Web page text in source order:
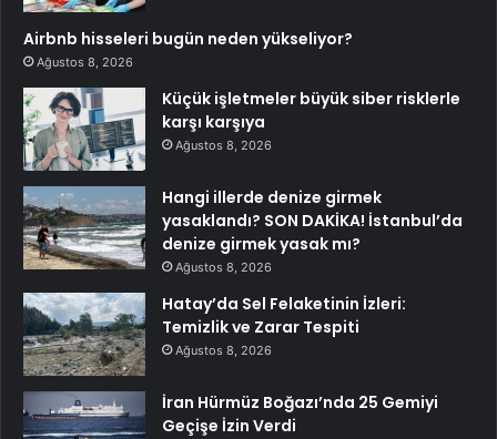
Airbnb hisseleri bugün neden yükseliyor?
Ağustos 8, 2026
Küçük işletmeler büyük siber risklerle
karşı karşıya
Ağustos 8, 2026
Hangi illerde denize girmek
yasaklandı? SON DAKİKA! İstanbul’da
denize girmek yasak mı?
Ağustos 8, 2026
Hatay’da Sel Felaketinin İzleri:
Temizlik ve Zarar Tespiti
Ağustos 8, 2026
İran Hürmüz Boğazı’nda 25 Gemiyi
Geçişe İzin Verdi